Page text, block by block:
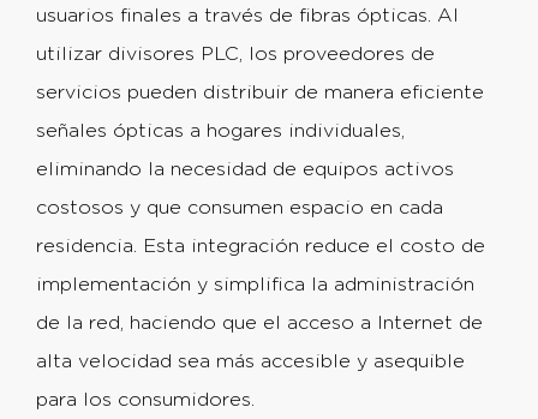
usuarios finales a través de fibras ópticas. Al
utilizar divisores PLC, los proveedores de
servicios pueden distribuir de manera eficiente
señales ópticas a hogares individuales,
eliminando la necesidad de equipos activos
costosos y que consumen espacio en cada
residencia. Esta integración reduce el costo de
implementación y simplifica la administración
de la red, haciendo que el acceso a Internet de
alta velocidad sea más accesible y asequible
para los consumidores.